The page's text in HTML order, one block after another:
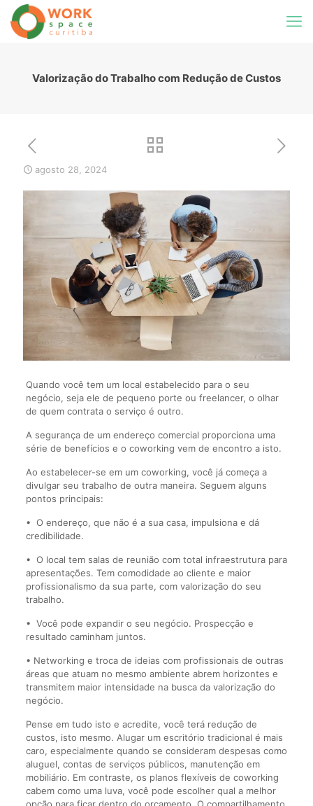
Valorização do Trabalho com Redução de Custos
agosto 28, 2024
Quando você tem um local estabelecido para o seu
negócio, seja ele de pequeno porte ou freelancer, o olhar
de quem contrata o serviço é outro.
A segurança de um endereço comercial proporciona uma
série de benefícios e o coworking vem de encontro a isto.
Ao estabelecer-se em um coworking, você já começa a
divulgar seu trabalho de outra maneira. Seguem alguns
pontos principais:
• O endereço, que não é a sua casa, impulsiona e dá
credibilidade.
• O local tem salas de reunião com total infraestrutura para
apresentações. Tem comodidade ao cliente e maior
profissionalismo da sua parte, com valorização do seu
trabalho.
• Você pode expandir o seu negócio. Prospecção e
resultado caminham juntos.
• Networking e troca de ideias com profissionais de outras
áreas que atuam no mesmo ambiente abrem horizontes e
transmitem maior intensidade na busca da valorização do
negócio.
Pense em tudo isto e acredite, você terá redução de
custos, isto mesmo. Alugar um escritório tradicional é mais
caro, especialmente quando se consideram despesas como
aluguel, contas de serviços públicos, manutenção em
mobiliário. Em contraste, os planos flexíveis de coworking
cabem como uma luva, você pode escolher qual a melhor